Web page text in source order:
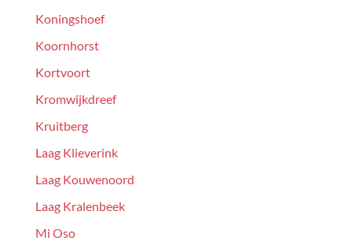
Koningshoef
Koornhorst
Kortvoort
Kromwijkdreef
Kruitberg
Laag Klieverink
Laag Kouwenoord
Laag Kralenbeek
Mi Oso